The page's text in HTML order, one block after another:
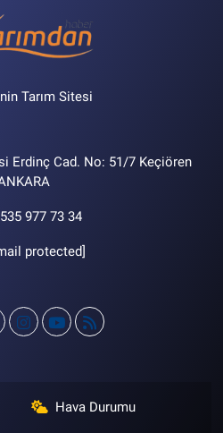
Tarım Sitesi
Erdinç Cad. No: 51/7 Keçiören
977 73 34
protected]
Hava Durumu